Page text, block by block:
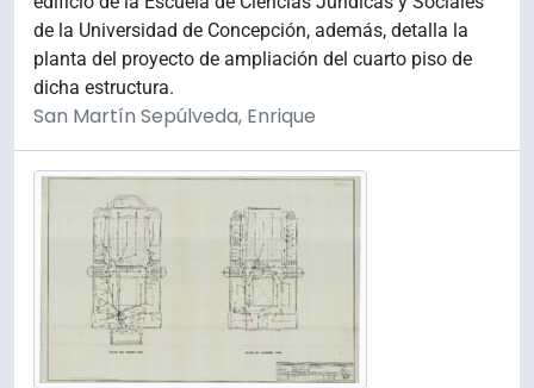
de la Universidad de Concepción, además, detalla la
planta del proyecto de ampliación del cuarto piso de
dicha estructura.
San Martín Sepúlveda, Enrique